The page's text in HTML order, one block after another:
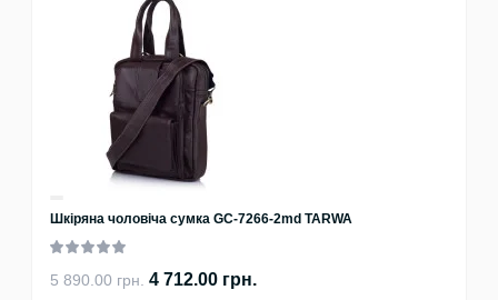
Шкіряна чоловіча сумка GC-7266-2md TARWA
5 890.00 грн. 4 712.00 грн.